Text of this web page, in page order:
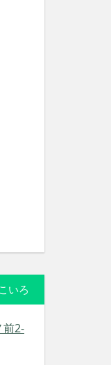
いろ
2-